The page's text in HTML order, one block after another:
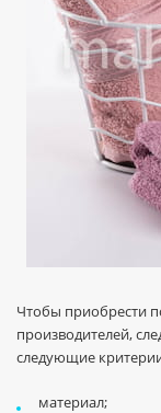
Чтобы приобрести
производителей,
следующие
материал;